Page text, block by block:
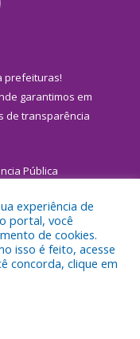
prefeituras!
garantimos em
de transparência
Pública
Municipal de
experiência de
portal, você
de cookies.
isso é feito, acesse
concorda, clique em